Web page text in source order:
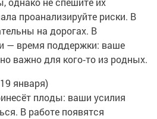
проанализируйте риски. В
на дорогах. В
— время поддержки: ваше
важно для кого‑то из родных.
января)
плоды: ваши усилия
В работе появятся